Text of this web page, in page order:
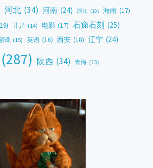
河北 (34) 河南 (24) 浙江 (10) 海南 (17)
甘肃 (14) 电影 (17) 石窟石刻 (25)
译 (15) 英语 (16) 西安 (18) 辽宁 (24)
(287) 陕西 (34) 青海 (13)